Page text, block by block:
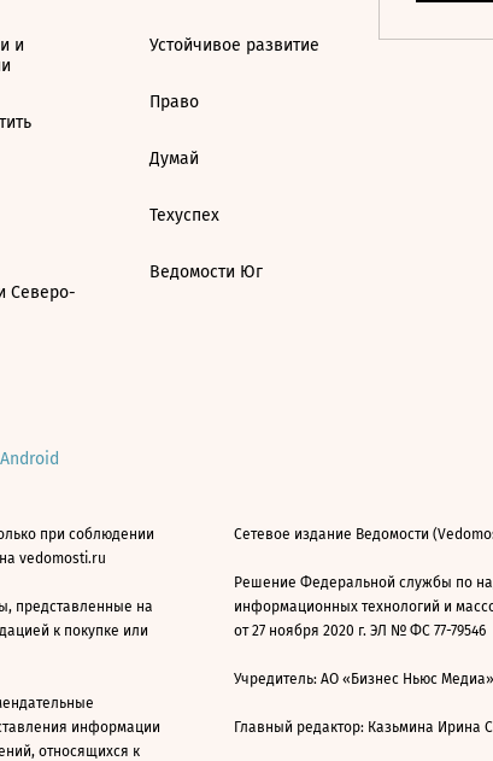
и
Северо-
Устойчивое развитие
Право
Думай
Техуспех
Ведомости Юг
при соблюдении
vedomosti.ru
представленные на
к покупке или
информации
относящихся к
Сетевое издание Ведомости
Решение Федеральной службы по
информационных технологий и
от 27 ноября 2020 г. ЭЛ № ФС 77-79546
Учредитель: АО «Бизнес Ньюс Медиа»
Главный редактор: Казьмина Ирина